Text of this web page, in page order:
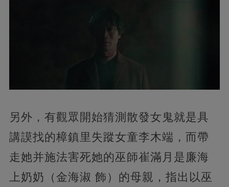
另外，有觀眾開始猜測散發女鬼就是具
講謨找的樟鎮里失蹤女童李木端，而帶
走她并施法害死她的巫師崔滿月是廉海
上奶奶（金海淑 飾）的母親，指出以巫